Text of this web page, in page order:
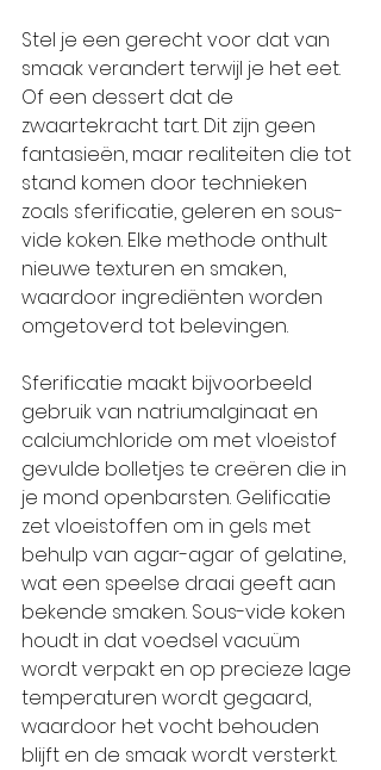
Stel je een gerecht voor dat van
smaak verandert terwijl je het eet.
Of een dessert dat de
zwaartekracht tart. Dit zijn geen
fantasieën, maar realiteiten die tot
stand komen door technieken
zoals sferificatie, geleren en sous-
vide koken. Elke methode onthult
nieuwe texturen en smaken,
waardoor ingrediënten worden
omgetoverd tot belevingen.
Sferificatie maakt bijvoorbeeld
gebruik van natriumalginaat en
calciumchloride om met vloeistof
gevulde bolletjes te creëren die in
je mond openbarsten. Gelificatie
zet vloeistoffen om in gels met
behulp van agar-agar of gelatine,
wat een speelse draai geeft aan
bekende smaken. Sous-vide koken
houdt in dat voedsel vacuüm
wordt verpakt en op precieze lage
temperaturen wordt gegaard,
waardoor het vocht behouden
blijft en de smaak wordt versterkt.